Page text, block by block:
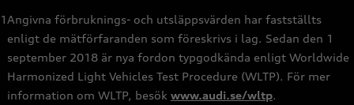
Lediga tjänster hos Audi Återförsäljare
Kommentar till mediauppgifter om dataläcka
1 Angivna förbruknings- och utsläppsvärden har fastställts
enligt de mätförfaranden som föreskrivs i lag. Sedan den 1
september 2018 är nya fordon typgodkända enligt Worldwide
Harmonized Light Vehicles Test Procedure (WLTP). För mer
information om WLTP, besök www.audi.se/wltp.